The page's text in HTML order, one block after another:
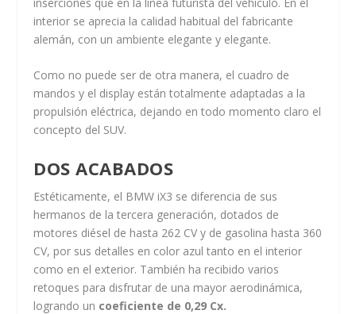
interior se aprecia la calidad habitual del fabricante
alemán, con un ambiente elegante y elegante.
Como no puede ser de otra manera, el cuadro de
mandos y el display están totalmente adaptadas a la
propulsión eléctrica, dejando en todo momento claro el
concepto del SUV.
DOS ACABADOS
Estéticamente, el BMW iX3 se diferencia de sus
hermanos de la tercera generación, dotados de
motores diésel de hasta 262 CV y de gasolina hasta 360
CV, por sus detalles en color azul tanto en el interior
como en el exterior. También ha recibido varios
retoques para disfrutar de una mayor aerodinámica,
logrando un coeficiente de 0,29 Cx.